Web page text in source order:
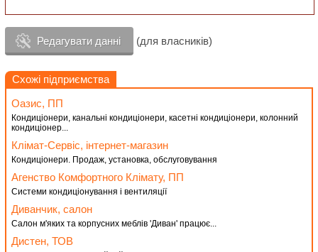
Редагувати данні (для власників)
Схожі підприємства
Оазис, ПП
Кондиціонери, канальні кондиціонери, касетні кондиціонери, колонний
кондиціонер...
Клімат-Сервіс, інтернет-магазин
Кондиціонери. Продаж, установка, обслуговування
Агенство Комфортного Клімату, ПП
Системи кондиціонування і вентиляції
Диванчик, cалон
Салон м'яких та корпусних меблів 'Диван' працює...
Дистен, ТОВ